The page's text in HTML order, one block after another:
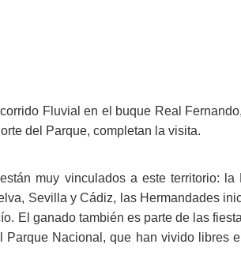
Fluvial en el buque Real
del Parque, completan la visita.
muy vinculados a este territorio:
Sevilla y Cádiz, las Hermandades
El ganado también es parte de las
Nacional, que han vivido libres